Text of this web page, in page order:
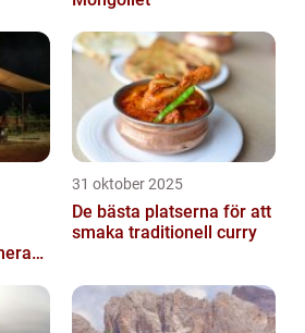
31 oktober 2025
De bästa platserna för att
smaka traditionell curry